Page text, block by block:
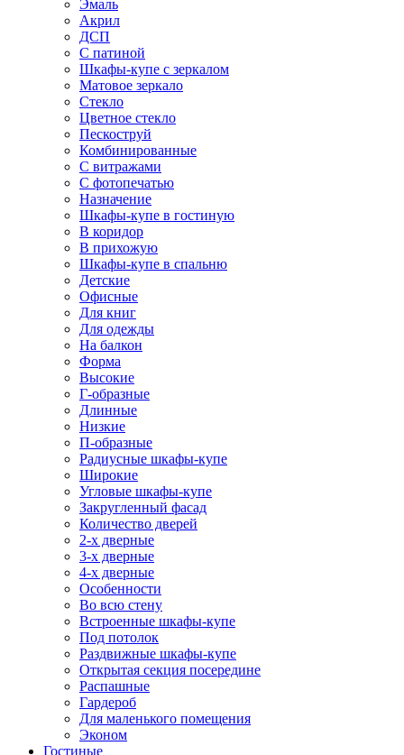
Эмаль
Акрил
ДСП
С патиной
Шкафы-купе с зеркалом
Матовое зеркало
Стекло
Цветное стекло
Пескоструй
Комбинированные
С витражами
С фотопечатью
Назначение
Шкафы-купе в гостиную
В коридор
В прихожую
Шкафы-купе в спальню
Детские
Офисные
Для книг
Для одежды
На балкон
Форма
Высокие
Г-образные
Длинные
Низкие
П-образные
Радиусные шкафы-купе
Широкие
Угловые шкафы-купе
Закругленный фасад
Количество дверей
2-х дверные
3-х дверные
4-х дверные
Особенности
Во всю стену
Встроенные шкафы-купе
Под потолок
Раздвижные шкафы-купе
Открытая секция посередине
Распашные
Гардероб
Для маленького помещения
Эконом
Гостиные